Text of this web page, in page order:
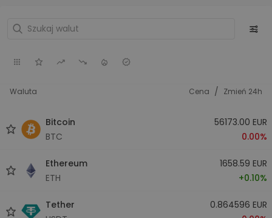
Waluta Cena / Zmień 24h
Bitcoin
BTC
56173.00 EUR
0.00%
Ethereum
ETH
1658.59 EUR
+0.10%
Tether
0.864596 EUR